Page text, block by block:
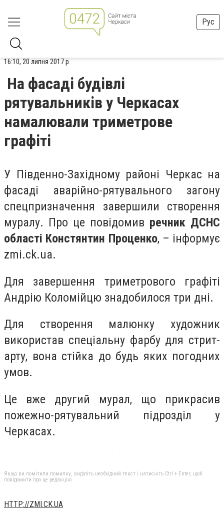
Рус
16:10, 20 липня 2017 р.
На фасаді будівлі
рятувальників у Черкасах
намалювали триметрове
графіті
У Південно-Західному районі Черкас на
фасаді аварійно-рятувального загону
спецпризначення завершили створення
муралу. Про це повідомив речник ДСНС
області Констянтин Проценко, – інформує
zmi.ck.ua.
Для завершення триметрового графіті
Андрію Коломійцю знадобилося три дні.
Для створення малюнку художник
використав спеціальну фарбу для стрит-
арту, вона стійка до будь яких погодних
умов.
Це вже другий мурал, що прикрасив
пожежно-рятувальний підрозділ у
Черкасах.
Якщо ви помітили помилку, виділіть необхідний текст і натисніть Ctrl + Enter, щоб
повідомити про це редакцію
HTTP://ZMI.CK.UA